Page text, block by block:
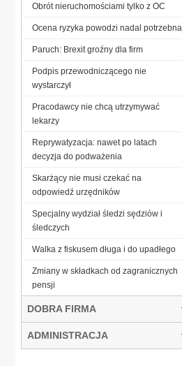
Obrót nieruchomościami tylko z OC
Ocena ryzyka powodzi nadal potrzebna
Paruch: Brexit groźny dla firm
Podpis przewodniczącego nie
wystarczył
Pracodawcy nie chcą utrzymywać
lekarzy
Reprywatyzacja: nawet po latach
decyzja do podważenia
Skarżący nie musi czekać na
odpowiedź urzędników
Specjalny wydział śledzi sędziów i
śledczych
Walka z fiskusem długa i do upadłego
Zmiany w składkach od zagranicznych
pensji
DOBRA FIRMA
ADMINISTRACJA